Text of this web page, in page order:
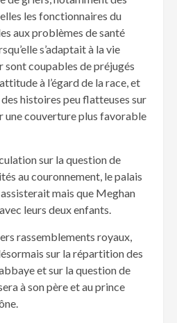
les fonctionnaires du
aux problèmes de santé
s’adaptait à la vie
sont coupables de préjugés
à l’égard de la race, et
histoires peu flatteuses sur
une couverture plus favorable
sur la question de
au couronnement, le palais
mais que Meghan
leurs deux enfants.
rassemblements royaux,
sur la répartition des
et sur la question de
à son père et au prince